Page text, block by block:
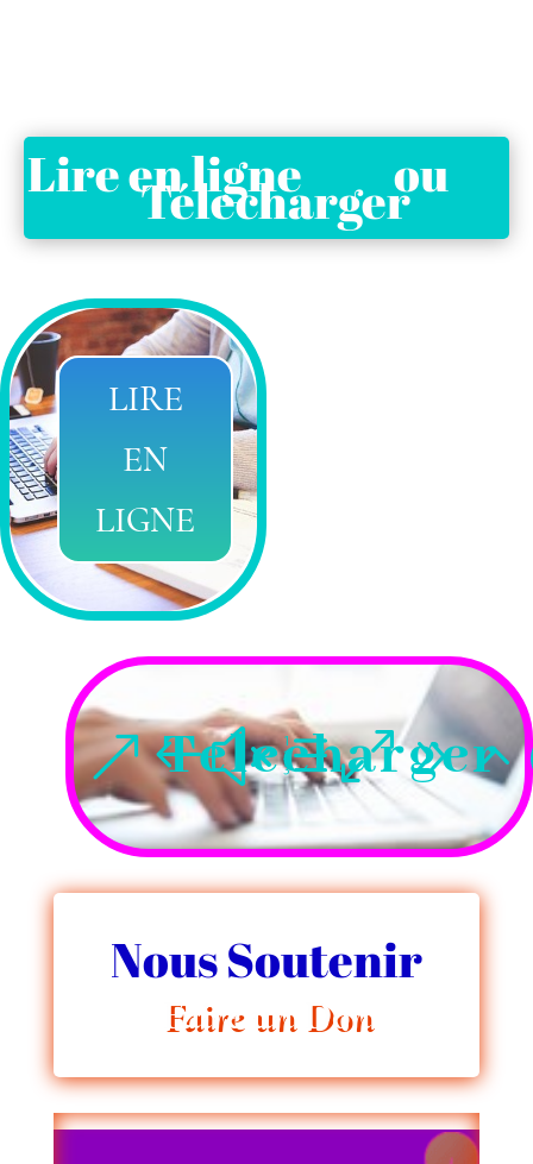
Lire en ligne ou
Télecharger
LIRE
EN
LIGNE
Telecharger
Nous Soutenir
Faire un Don